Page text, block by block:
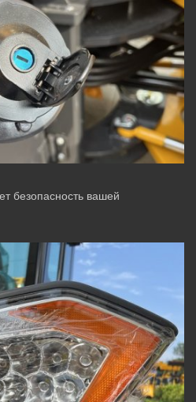
безопасность вашей